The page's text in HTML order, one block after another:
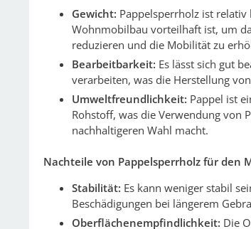
Gewicht: Pappelsperrholz ist
Wohnmobilbau vorteilhaft ist, um
reduzieren und die Mobilität zu
Bearbeitbarkeit: Es lässt sich gut
verarbeiten, was die Herstellung
Umweltfreundlichkeit: Pappel ist
Rohstoff, was die Verwendung von
nachhaltigeren Wahl macht.
Nachteile von Pappelsperrholz für den
Stabilität: Es kann weniger stabil
Beschädigungen bei längerem
Oberflächenempfindlichkeit: Die